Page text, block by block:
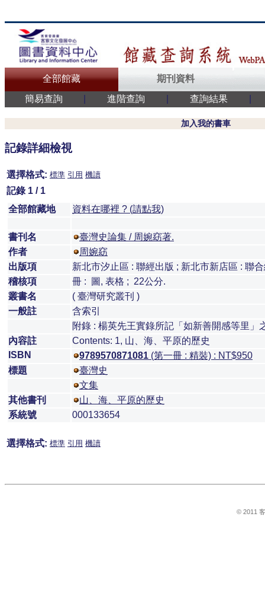
全部館藏
期刊資料
簡易查詢
進階查詢 查詢結果
加入我的書車
記錄詳細檢視
選擇格式: 標準 引用 機讀
記錄 1 / 1
全部館藏地
資料在哪裡 ? (請點我)
書刊名
臺灣史論集 / 周婉窈著.
作者
周婉窈
出版項
新北市汐止區 : 聯經出版 ; 新北市新店區 : 聯
稽核項
冊 : 圖, 表格 ; 22公分.
叢書名
( 臺灣研究叢刊 )
一般註
含索引
附錄 : 楊英先王實錄所記「如新善開感等里」
內容註
Contents: 1, 山、海、平原的歷史
ISBN
9789570871081 (第一冊 : 精裝) : NT$950
標題
臺灣史
文集
其他書刊
山、海、平原的歷史
系統號
000133654
選擇格式: 標準 引用 機讀
© 2011